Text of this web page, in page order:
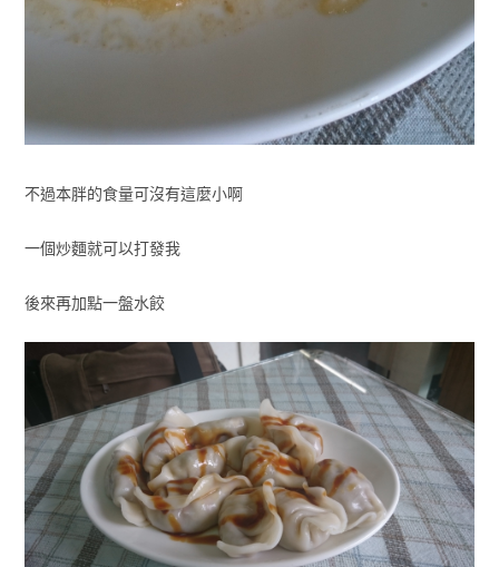
不過本胖的食量可沒有這麼小啊
一個炒麵就可以打發我
後來再加點一盤水餃